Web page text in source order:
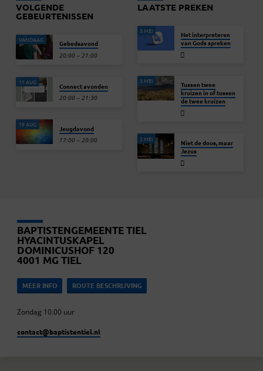
VOLGENDE
GEBEURTENISSEN
VANDAAG Gebedsavond
20:00 – 21:00
11 AUG Connect avonden
20:00 – 21:30
19 AUG Jeugdavond
17:00 – 20:00
LAATSTE PREKEN
3 MEI
Het interpreteren
van Gods spreken
3 MEI
Tussen twee
kruizen in of tussen
de twee kruizen
2 MEI
Niet de doos, maar
Jezus
BAPTISTENGEMEENTE TIEL
HYACINTUSKAPEL
DOMINICUSHOF 120
4001 MG TIEL
MEER INFO ROUTE BESCHRIJVING
Zondag 10.00 uur
contact​@baptistentiel.nl